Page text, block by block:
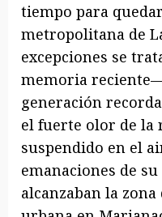
tiempo para
metropolitana de
excepciones se
memoria
generación
el fuerte olor de la
suspendido en el
emanaciones de
alcanzaban la